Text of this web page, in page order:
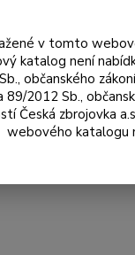
v tomto
katalog není
občanského
89/2012 Sb.,
Česká zbrojovka
webového katalogu